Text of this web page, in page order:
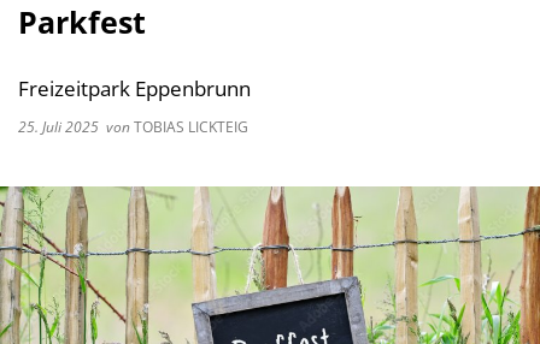
Parkfest
Freizeitpark Eppenbrunn
25. Juli 2025 vonTOBIAS LICKTEIG